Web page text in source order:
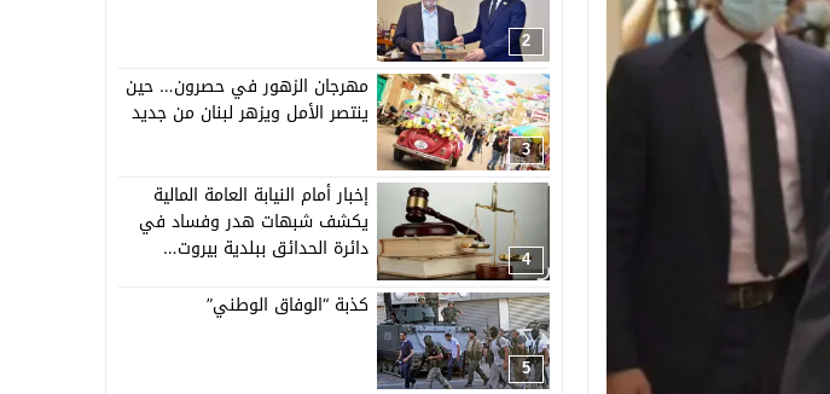
2
3
مهرجان الزهور في حصرون… حين
ينتصر الأمل ويزهر لبنان من جديد
4
إخبار أمام النيابة العامة المالية
يكشف شبهات هدر وفساد في
دائرة الحدائق ببلدية بيروت…
5
كذبة “الوفاق الوطني”